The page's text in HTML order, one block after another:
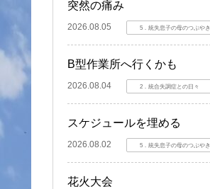
突然の痛み
2026.08.05 5．統失息子の母のつぶやき
B型作業所へ行くかも
2026.08.04 2．統合失調症との日々
スケジュールを埋める
2026.08.02 5．統失息子の母のつぶやき
花火大会